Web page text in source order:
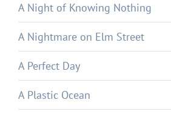
A Night of Knowing Nothing
A Nightmare on Elm Street
A Perfect Day
A Plastic Ocean